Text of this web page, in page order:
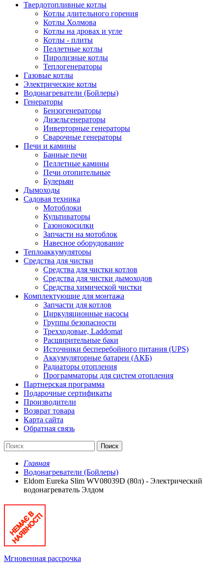
Твердотопливные котлы
Котлы длительного горения
Котлы Холмова
Котлы на дровах и угле
Котлы - плиты
Пеллетные котлы
Пиролизные котлы
Теплогенераторы
Газовые котлы
Электрические котлы
Водонагреватели (Бойлеры)
Генераторы
Бензогенераторы
Дизельгенераторы
Инверторные генераторы
Сварочные генераторы
Печи и камины
Банные печи
Пеллетные камины
Печи отопительные
Булерьян
Дымоходы
Садовая техника
Мотоблоки
Культиваторы
Газонокосилки
Запчасти на мотоблок
Навесное оборудование
Теплоаккумуляторы
Средства для чистки
Средства для чистки котлов
Средства для чистки дымоходов
Средства химической чистки
Комплектующие для монтажа
Запчасти для котлов
Циркуляционные насосы
Группы безопасности
Трехходовые, Laddomat
Расширительные баки
Источники бесперебойного питания (UPS)
Аккумуляторные батареи (АКБ)
Радиаторы отопления
Программаторы для систем отопления
Партнерская программа
Подарочные сертификаты
Производители
Возврат товара
Карта сайта
Обратная связь
Поиск
Главная
Водонагреватели (Бойлеры)
Eldom Eureka Slim WV08039D (80л) - Электрический
водонагреватель Элдом
Мгновенная рассрочка